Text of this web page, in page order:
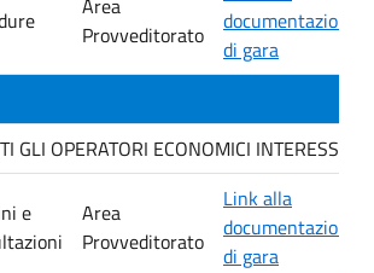
Provveditorato
documentazione
di gara
GLI OPERATORI ECONOMICI
e
Area
Provveditorato
Link alla
documentazione
di gara